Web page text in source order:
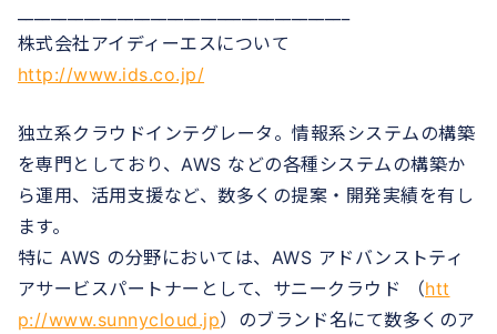
株式会社アイディーエスについて
http://www.ids.co.jp/
独立系クラウドインテグレータ。情報系システムの構築
を専門としており、AWS などの各種システムの構築か
ら運用、活用支援など、数多くの提案・開発実績を有し
ます。
特に AWS の分野においては、AWS アドバンストティ
アサービスパートナーとして、サニークラウド （htt
p://www.sunnycloud.jp）のブランド名にて数多くのア